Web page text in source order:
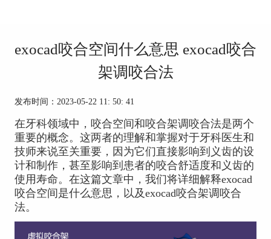
exocad咬合空间什么意思 exocad咬合
架调咬合法
发布时间：2023-05-22 11: 50: 41
在牙科领域中，咬合空间和咬合架调咬合法是两个
重要的概念。这两者的理解和掌握对于牙科医生和
技师来说至关重要，因为它们直接影响到义齿的设
计和制作，甚至影响到患者的咬合舒适度和义齿的
使用寿命。在这篇文章中，我们将详细解释exocad
咬合空间是什么意思，以及exocad咬合架调咬合
法。